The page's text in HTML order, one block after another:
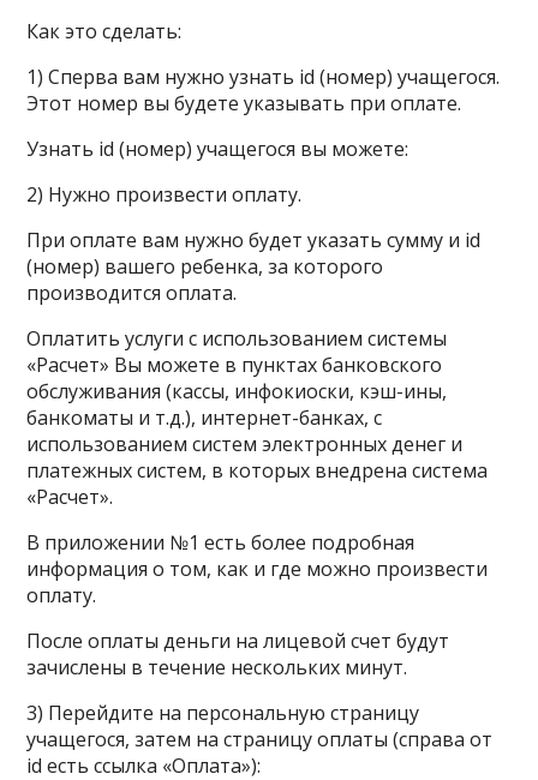
Как это сделать:
1) Сперва вам нужно узнать id (номер) учащегося.
Этот номер вы будете указывать при оплате.
Узнать id (номер) учащегося вы можете:
2) Нужно произвести оплату.
При оплате вам нужно будет указать сумму и id
(номер) вашего ребенка, за которого
производится оплата.
Оплатить услуги с использованием системы
«Расчет» Вы можете в пунктах банковского
обслуживания (кассы, инфокиоски, кэш-ины,
банкоматы и т.д.), интернет-банках, с
использованием систем электронных денег и
платежных систем, в которых внедрена система
«Расчет».
В приложении №1 есть более подробная
информация о том, как и где можно произвести
оплату.
После оплаты деньги на лицевой счет будут
зачислены в течение нескольких минут.
3) Перейдите на персональную страницу
учащегося, затем на страницу оплаты (справа от
id есть ссылка «Оплата»):